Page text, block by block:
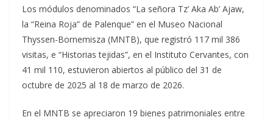
Los módulos denominados “La señora Tz’ Aka Ab’ Ajaw,
la “Reina Roja” de Palenque” en el Museo Nacional
Thyssen-Bornemisza (MNTB), que registró 117 mil 386
visitas, e “Historias tejidas”, en el Instituto Cervantes, con
41 mil 110, estuvieron abiertos al público del 31 de
octubre de 2025 al 18 de marzo de 2026.
En el MNTB se apreciaron 19 bienes patrimoniales entre